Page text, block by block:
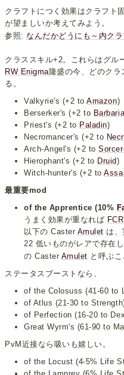
クラフトにつく効果はクラフト
が望ましいか考えてみよう。
参照:なんだかどうにも～内ク
クラススキル+2。これらはグル
RW Enigma隆盛の今、どのク
る。
Valkyrie's (+2 toAmazon)
Berserker's (+2 to
Priest's (+2 to Paladin)
Necromancer's (+2 to
Arch-Angel's (+2 to
Hierophant's (+2 to Druid)
Witch-hunter's (+2 to
最重要mod
of the Apprentice (10%
うまく効果が重なれば FCR
以下の Caster Amulet は
22 低いものがレアで存在し
の Caster Amulet と呼ぶこ
ステータスブーストなら、
of the Colosuss (41-60 to
of Atlus (21-30 to
of Perfection (16-20 to
Great Wyrm's (61-90 to
PvM近接なら吸いも嬉しい。
of the Locust (4-5% Life